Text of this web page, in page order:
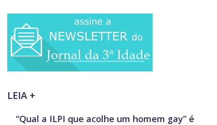
LEIA +
“Qual a ILPI que acolhe um homem gay” é